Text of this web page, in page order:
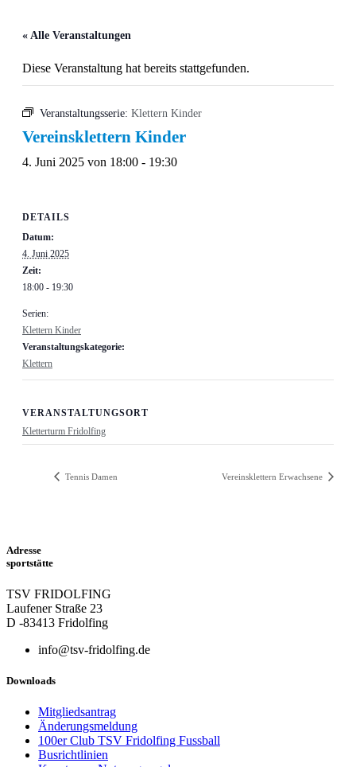
« Alle Veranstaltungen
Diese Veranstaltung hat bereits stattgefunden.
Veranstaltungsserie: Klettern Kinder
Vereinsklettern Kinder
4. Juni 2025 von 18:00 - 19:30
DETAILS
Datum:
4. Juni 2025
Zeit:
18:00 - 19:30
Serien:
Klettern Kinder
Veranstaltungskategorie:
Klettern
VERANSTALTUNGSORT
Kletterturm Fridolfing
Tennis Damen Vereinsklettern Erwachsene
Adresse
sportstätte
TSV FRIDOLFING
Laufener Straße 23
D -83413 Fridolfing
info@tsv-fridolfing.de
Downloads
Mitgliedsantrag
Änderungsmeldung
100er Club TSV Fridolfing Fussball
Busrichtlinien